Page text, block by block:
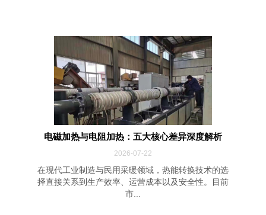
电磁加热与电阻加热：五大核心差异深度解析
2026-07-22
在现代工业制造与民用采暖领域，热能转换技术的选
择直接关系到生产效率、运营成本以及安全性。目前
市...